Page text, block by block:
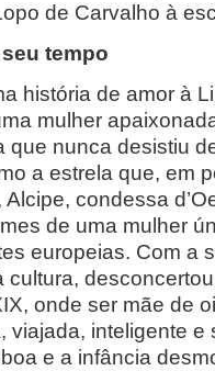
de Carvalho à
tempo
história de amor à
mulher
que nunca desistiu
a estrela que, em
condessa
de uma mulher
europeias. Com a
cultura,
onde ser mãe de
viajada, inteligente e
e a infância